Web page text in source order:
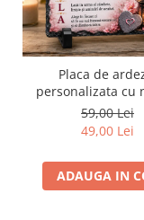
Placa de
personalizata cu
Mihaela
59,00 Lei
49,00 Lei
ADAUGA IN